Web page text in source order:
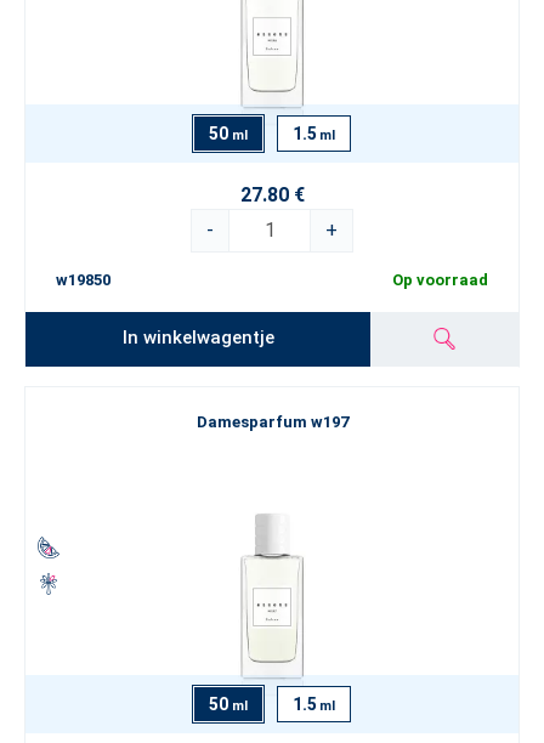
50 ml 1.5 ml
27.80 €
-
+
w19850 Op voorraad
In winkelwagentje
Damesparfum w197
50 ml 1.5 ml